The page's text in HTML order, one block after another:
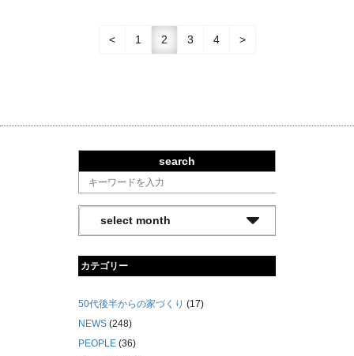
< 1 2 3 4 >
search
カテゴリー
50代後半からの家づくり (17)
NEWS (248)
PEOPLE (36)